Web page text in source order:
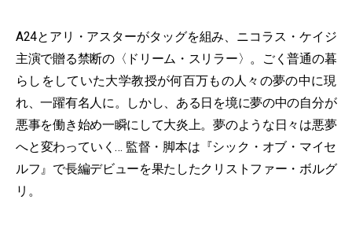
A24とアリ・アスターがタッグを組み、ニコラス・ケイジ
主演で贈る禁断の〈ドリーム・スリラー〉。ごく普通の暮
らしをしていた大学教授が何百万もの人々の夢の中に現
れ、一躍有名人に。しかし、ある日を境に夢の中の自分が
悪事を働き始め一瞬にして大炎上。夢のような日々は悪夢
へと変わっていく… 監督・脚本は『シック・オブ・マイセ
ルフ』で長編デビューを果たしたクリストファー・ボルグ
リ。